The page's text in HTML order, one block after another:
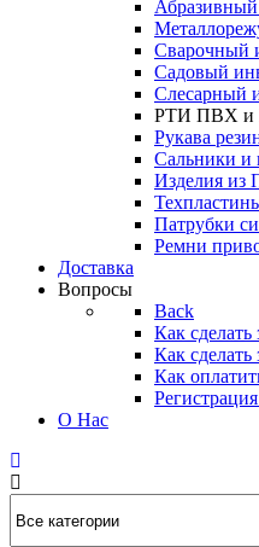
Сварочный
Садовый
Слесарный
РТИ ПВХ и
Рукава
Сальники и
Изделия
Патрубки
Ремни
Доставка
Вопросы
Back
Как сделать
Как сделать
Как
О Нас